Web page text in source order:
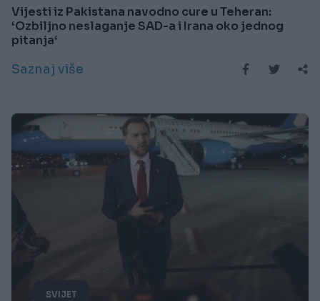
Vijesti iz Pakistana navodno cure u Teheran:
‘Ozbiljno neslaganje SAD-a i Irana oko jednog
pitanja‘
Saznaj više
SVIJET